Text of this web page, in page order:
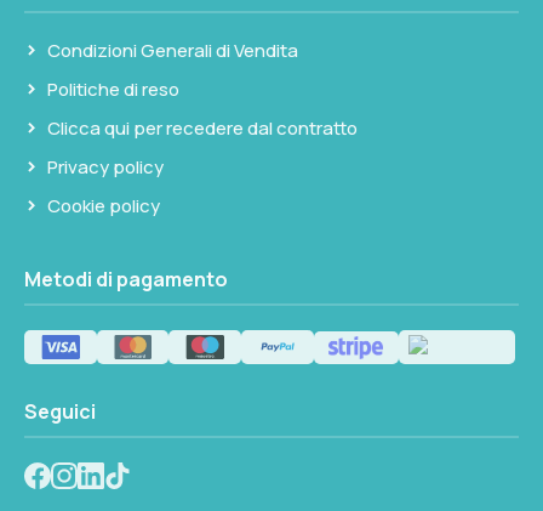
Condizioni Generali di Vendita
Politiche di reso
Clicca qui per recedere dal contratto
Privacy policy
Cookie policy
Metodi di pagamento
Seguici